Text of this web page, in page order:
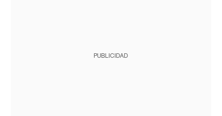
PUBLICIDAD